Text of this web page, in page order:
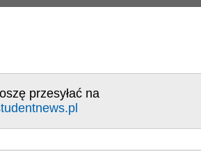
przesyłać na